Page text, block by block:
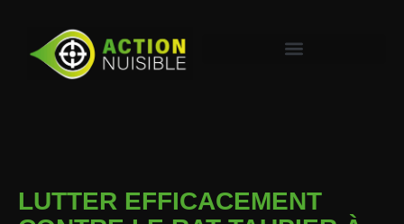
LUTTER EFFICACEMENT